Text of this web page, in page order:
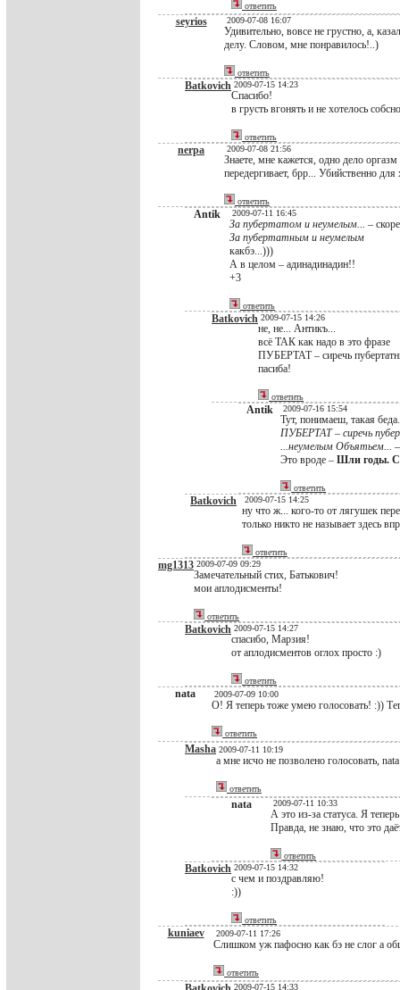
ответить
seyrios 2009-07-08 16:07
Удивительно, вовсе не грустно, а,
делу. Словом, мне понравилось!..)
ответить
Batkovich 2009-07-15 14:23
Спасибо!
в грусть вгонять и не хотелось
ответить
nerpa 2009-07-08 21:56
Знаете, мне кажется, одно дело
передергивает, брр... Убийственно
ответить
Antik 2009-07-11 16:45
За пубертатом и неумелым... –
За пубертатным и неумелым
какбэ...)))
А в целом – адинадинадин!!
+3
ответить
Batkovich 2009-07-15 14:26
не, не... Антикъ...
всё ТАК как надо в это фразе
ПУБЕРТАТ – сиречь
пасиба!
ответить
Antik 2009-07-16 15:54
Тут, понимаеш, такая
ПУБЕРТАТ – сиречь
...неумелым Объятьем...
Это вроде – Шли годы.
ответить
Batkovich 2009-07-15 14:25
ну что ж... кого-то от лягушек
только никто не называет здесь
ответить
mg1313 2009-07-09 09:29
Замечательный стих, Батькович!
мои аплодисменты!
ответить
Batkovich 2009-07-15 14:27
спасибо, Марзия!
от аплодисментов оглох просто :)
ответить
nata 2009-07-09 10:00
О! Я теперь тоже умею голосовать! :))
ответить
Masha 2009-07-11 10:19
а мне исчо не позволено голосовать,
ответить
nata 2009-07-11 10:33
А это из-за статуса. Я
Правда, не знаю, что это
ответить
Batkovich 2009-07-15 14:32
с чем и поздравляю!
:))
ответить
kuniaev 2009-07-11 17:26
Слишком уж пафосно как бэ не слог а
ответить
2009-07-15 14:33